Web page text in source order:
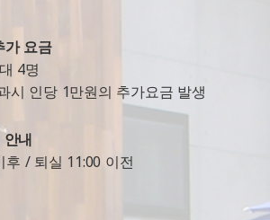
요금
4명
시 인당 1만원의 추가요금 발생
내
후 / 퇴실 11:00 이전